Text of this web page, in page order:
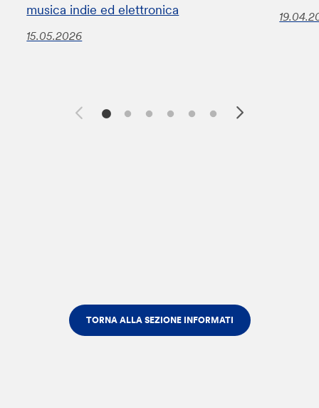
musica indie ed elettronica
15.05.2026
TORNA ALLA SEZIONE INFORMATI